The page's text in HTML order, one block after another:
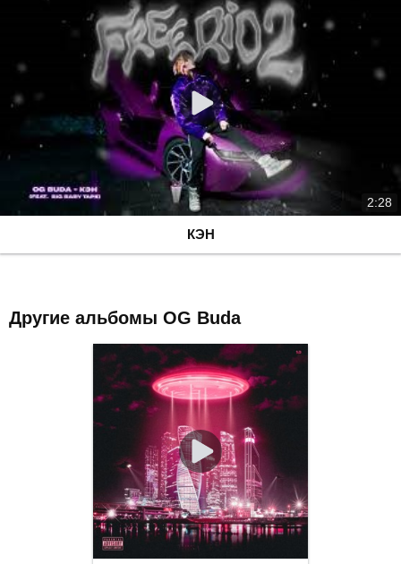
2:28
КЭН
Другие альбомы OG Buda